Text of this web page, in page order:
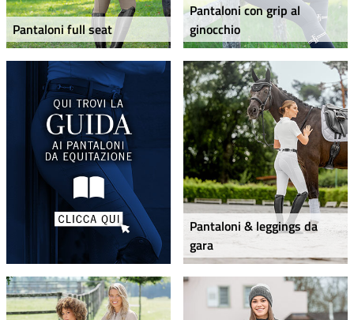
Pantaloni full seat
Pantaloni con grip al
ginocchio
Pantaloni & leggings da
gara